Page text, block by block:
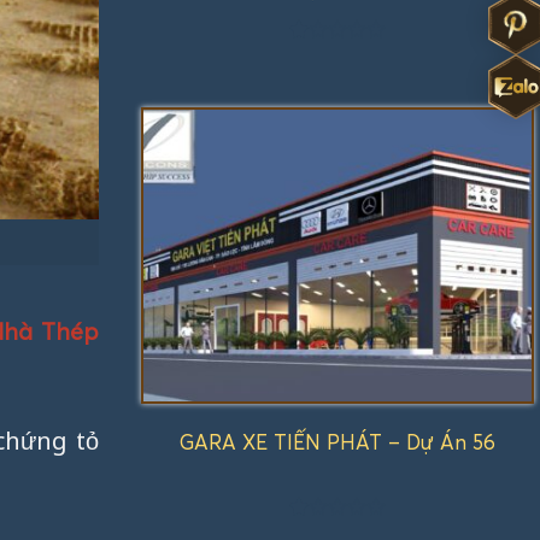
Thép
tỏ
1.00
GARA XE TIẾN PHÁT – Dự Án 56